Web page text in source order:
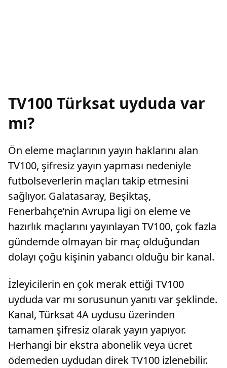
TV100 Türksat uyduda var
mı?
Ön eleme maçlarının yayın haklarını alan
TV100, şifresiz yayın yapması nedeniyle
futbolseverlerin maçları takip etmesini
sağlıyor. Galatasaray, Beşiktaş,
Fenerbahçe’nin Avrupa ligi ön eleme ve
hazırlık maçlarını yayınlayan TV100, çok fazla
gündemde olmayan bir maç olduğundan
dolayı çoğu kişinin yabancı olduğu bir kanal.
İzleyicilerin en çok merak ettiği TV100
uyduda var mı sorusunun yanıtı var şeklinde.
Kanal, Türksat 4A uydusu üzerinden
tamamen şifresiz olarak yayın yapıyor.
Herhangi bir ekstra abonelik veya ücret
ödemeden uydudan direk TV100 izlenebilir.